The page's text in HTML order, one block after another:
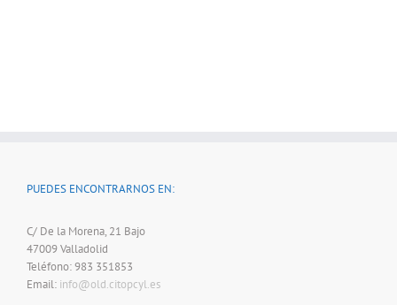
PUEDES ENCONTRARNOS EN:
C/ De la Morena, 21 Bajo
47009 Valladolid
Teléfono: 983 351853
Email: info@old.citopcyl.es